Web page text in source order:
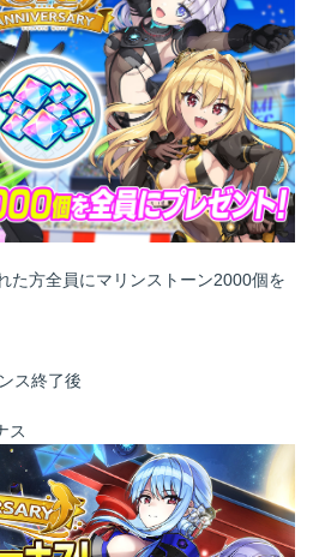
た方全員にマリンストーン2000個を
ス終了後
ス